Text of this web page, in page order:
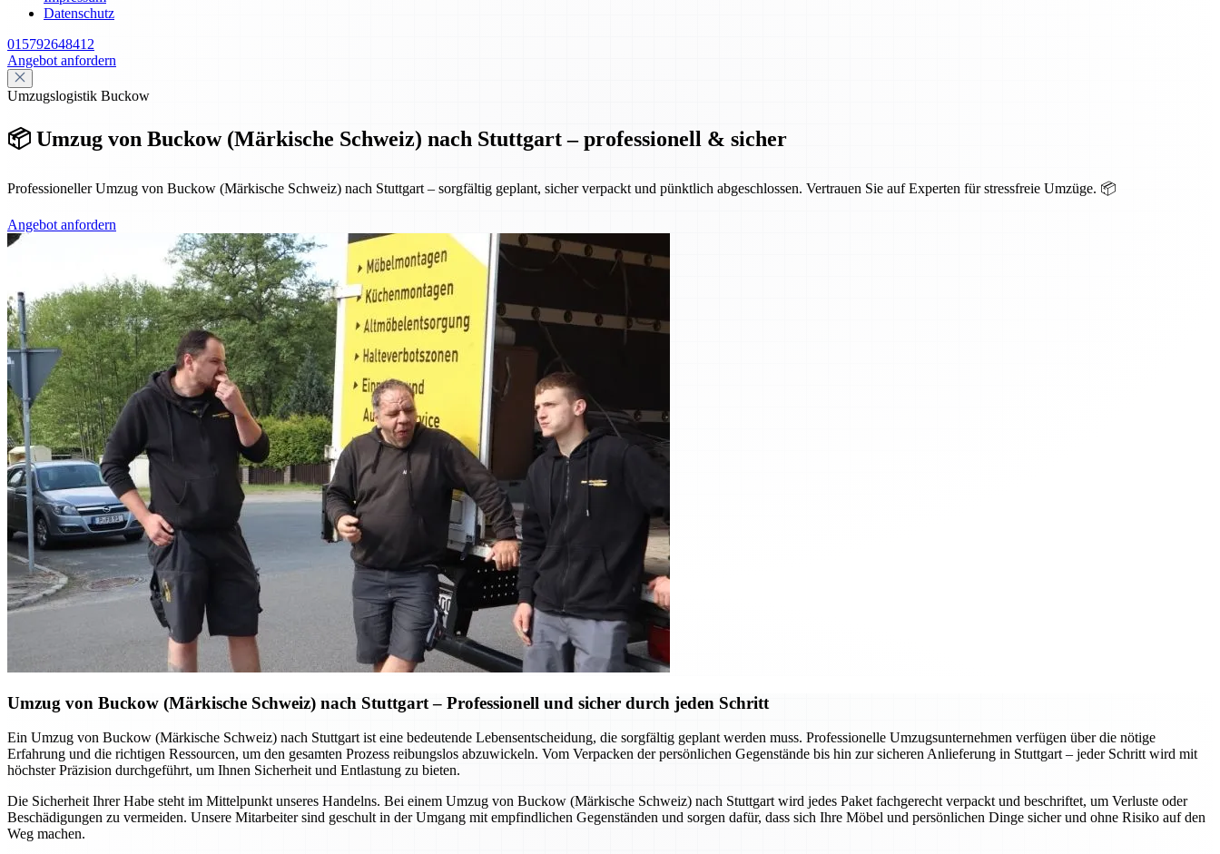
Datenschutz
015792648412
Angebot anfordern
Umzugslogistik Buckow
📦 Umzug von Buckow (Märkische Schweiz) nach Stuttgart – professionell & sicher
Professioneller Umzug von Buckow (Märkische Schweiz) nach Stuttgart – sorgfältig geplant, sicher verpackt und pünktlich abgeschlossen. Vertrauen Sie auf Experten für stressfreie Umzüge. 📦
Angebot anfordern
Umzug von Buckow (Märkische Schweiz) nach Stuttgart – Professionell und sicher durch jeden Schritt
Ein Umzug von Buckow (Märkische Schweiz) nach Stuttgart ist eine bedeutende Lebensentscheidung, die sorgfältig geplant werden muss. Professionelle Umzugsunternehmen verfügen über die nötige
Erfahrung und die richtigen Ressourcen, um den gesamten Prozess reibungslos abzuwickeln. Vom Verpacken der persönlichen Gegenstände bis hin zur sicheren Anlieferung in Stuttgart – jeder Schritt wird mit
höchster Präzision durchgeführt, um Ihnen Sicherheit und Entlastung zu bieten.
Die Sicherheit Ihrer Habe steht im Mittelpunkt unseres Handelns. Bei einem Umzug von Buckow (Märkische Schweiz) nach Stuttgart wird jedes Paket fachgerecht verpackt und beschriftet, um Verluste oder
Beschädigungen zu vermeiden. Unsere Mitarbeiter sind geschult in der Umgang mit empfindlichen Gegenständen und sorgen dafür, dass sich Ihre Möbel und persönlichen Dinge sicher und ohne Risiko auf den
Weg machen.